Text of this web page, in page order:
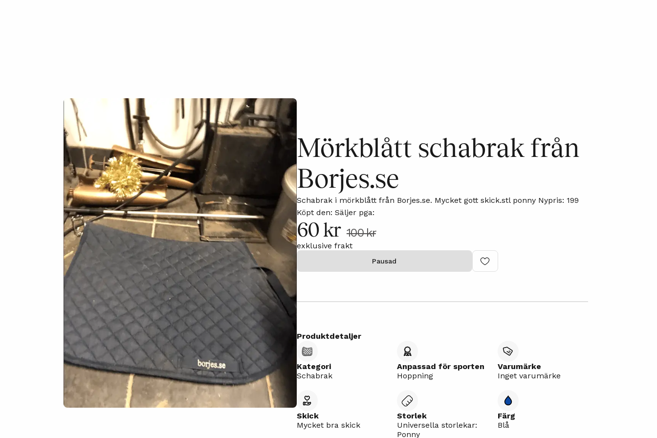
Mörkblått schabrak från
Borjes.se
Schabrak i mörkblått från Borjes.se. Mycket gott skick.stl ponny Nypris: 199
Köpt den: Säljer pga:
60 kr 100 kr
exklusive frakt
Pausad
Produktdetaljer
Kategori
Schabrak
Anpassad för sporten
Hoppning
Varumärke
Inget varumärke
Skick
Mycket bra skick
Storlek
Universella storlekar:
Ponny
Färg
Blå